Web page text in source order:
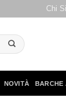
Chi
NOVITÀ BARCHE